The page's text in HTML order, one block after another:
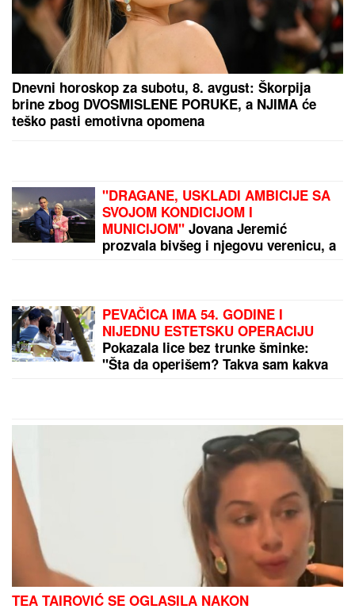
(FOTO) NALAZI SE DALEKO OD BEOGRADAPrva
objava Jelene Radanović nakon što joj je Ana
Nikolić pretila zbog Raleta - poslala joj jezive
PEKING TRESE SVET SA IVICE SVEMIRA!
Najmoćniji kineski stelt lovci ISPALILI RAKETE iz
stratosfere
PREPORUKA ZA VAS